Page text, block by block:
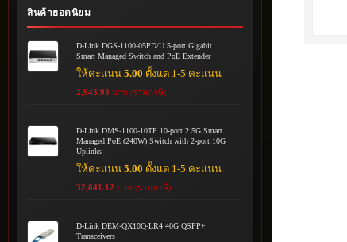
สินค้ายอดนิยม
D-Link DGS-1100-05PD/U 5-port Gigabit
Smart Managed Switch and PoE Extender
ให้คะแนน5.00 ตั้งแต่ 1-5 คะแนน
2,943.93 บาท (รวมภาษี)
D-Link DMS-1100-10TP 10-port 2.5G Smart
Managed PoE (240W) Switch with 2-port 10G
Uplinks
ให้คะแนน5.00 ตั้งแต่ 1-5 คะแนน
32,841.12 บาท (รวมภาษี)
D-Link DEM-QX10Q-LR4 40G QSFP+
Transceivers